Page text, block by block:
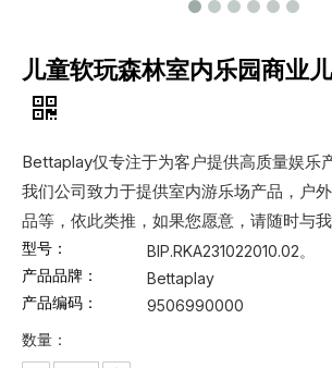
儿童软玩森林室内乐园商业
Bettaplay仅专注于为客户提供高质量娱乐
我们公司致力于提供室内游乐场产品，户
品等，依此类推，如果您愿意，请随时与
型号：
BIP.RKA231022010.02。
产品品牌：
Bettaplay
产品编码：
9506990000
数量：